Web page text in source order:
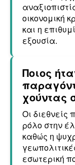
οικονομική
και η
εξουσία.
Ποιος
χούντας
Οι διεθνείς
ρόλο στην
καθώς η
εσωτερική